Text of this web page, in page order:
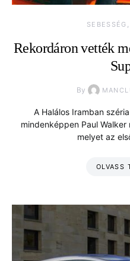
SEBESSÉG
Rekordáron vették
By
A Halálos Iramban
mindenképpen Paul
melyet az
OLVASS